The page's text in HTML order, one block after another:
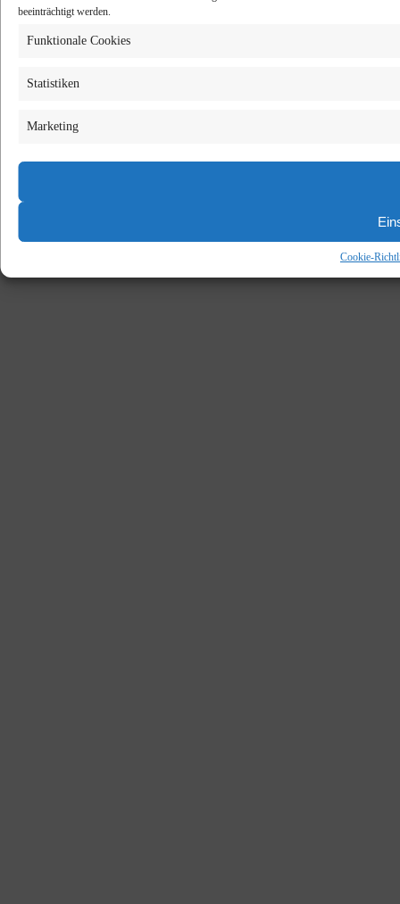
beeinträchtigt werden.
Funktionale Cookies
Statistiken
Marketing
Cookie-